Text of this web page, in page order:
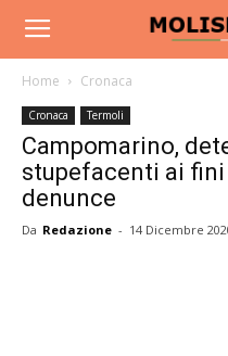
Home Cronaca
Cronaca Termoli
Campomarino,
stupefacenti ai fini
denunce
Da Redazione - 14 Dicembre